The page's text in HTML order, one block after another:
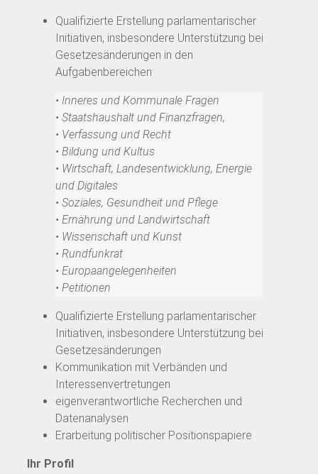
Qualifizierte Erstellung parlamentarischer
Initiativen, insbesondere Unterstützung bei
Gesetzesänderungen in den
Aufgabenbereichen
• Inneres und Kommunale Fragen
• Staatshaushalt und Finanzfragen,
• Verfassung und Recht
• Bildung und Kultus
• Wirtschaft, Landesentwicklung, Energie
und Digitales
• Soziales, Gesundheit und Pflege
• Ernährung und Landwirtschaft
• Wissenschaft und Kunst
• Rundfunkrat
• Europaangelegenheiten
• Petitionen
Qualifizierte Erstellung parlamentarischer
Initiativen, insbesondere Unterstützung bei
Gesetzesänderungen
Kommunikation mit Verbänden und
Interessenvertretungen
eigenverantwortliche Recherchen und
Datenanalysen
Erarbeitung politischer Positionspapiere
Ihr Profil